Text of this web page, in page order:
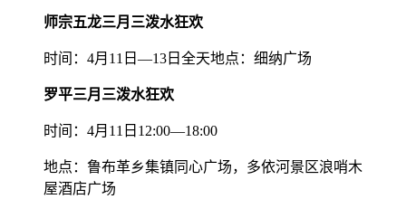
师宗五龙三月三泼水狂欢
时间：4月11日—13日全天地点：细纳广场
罗平三月三泼水狂欢
时间：4月11日12:00—18:00
地点：鲁布革乡集镇同心广场，多依河景区浪哨木
屋酒店广场